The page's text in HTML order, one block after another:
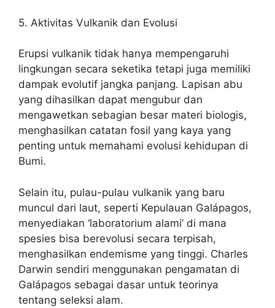
5. Aktivitas Vulkanik dan Evolusi
Erupsi vulkanik tidak hanya mempengaruhi
lingkungan secara seketika tetapi juga memiliki
dampak evolutif jangka panjang. Lapisan abu
yang dihasilkan dapat mengubur dan
mengawetkan sebagian besar materi biologis,
menghasilkan catatan fosil yang kaya yang
penting untuk memahami evolusi kehidupan di
Bumi.
Selain itu, pulau-pulau vulkanik yang baru
muncul dari laut, seperti Kepulauan Galápagos,
menyediakan ‘laboratorium alami’ di mana
spesies bisa berevolusi secara terpisah,
menghasilkan endemisme yang tinggi. Charles
Darwin sendiri menggunakan pengamatan di
Galápagos sebagai dasar untuk teorinya
tentang seleksi alam.